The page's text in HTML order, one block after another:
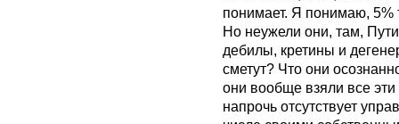
понимает. Я понимаю, 5%
Но неужели они, там,
дебилы, кретины и
сметут? Что они
они вообще взяли все
напрочь отсутствует